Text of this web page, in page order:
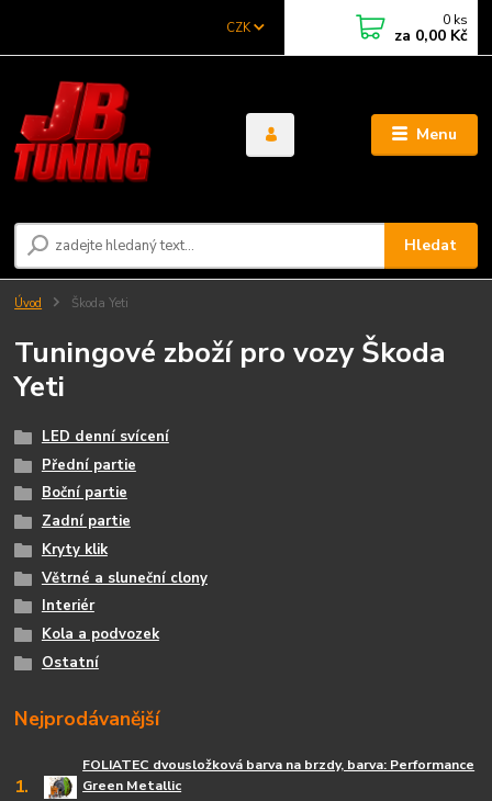
Menu
CZK
Hledat
0 ks
za 0,00 Kč
Úvod Škoda Yeti
Tuningové zboží pro vozy Škoda
Yeti
LED denní svícení
Přední partie
Boční partie
Zadní partie
Kryty klik
Větrné a sluneční clony
Interiér
Kola a podvozek
Ostatní
Nejprodávanější
1.
FOLIATEC dvousložková barva na brzdy, barva: Performance
Green Metallic